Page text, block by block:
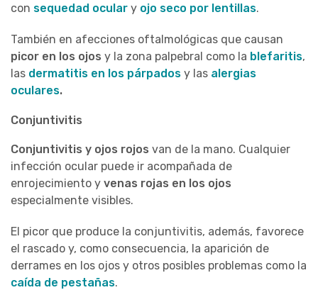
con sequedad ocular y ojo seco por lentillas.
También en afecciones oftalmológicas que causan
picor en los ojos y la zona palpebral como la blefaritis,
las dermatitis en los párpados y las alergias
oculares.
Conjuntivitis
Conjuntivitis y ojos rojos van de la mano. Cualquier
infección ocular puede ir acompañada de
enrojecimiento y venas rojas en los ojos
especialmente visibles.
El picor que produce la conjuntivitis, además, favorece
el rascado y, como consecuencia, la aparición de
derrames en los ojos y otros posibles problemas como la
caída de pestañas.